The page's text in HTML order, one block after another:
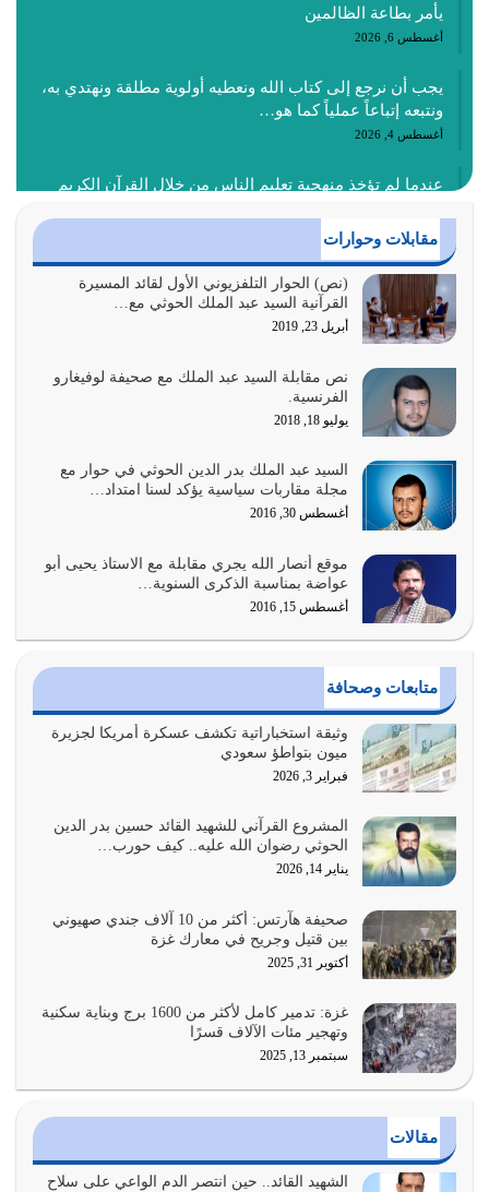
يأمر بطاعة الظالمين
أغسطس 6, 2026
يجب أن نرجع إلى كتاب الله ونعطيه أولوية مطلقة ونهتدي به،
ونتبعه إتباعاً عملياً كما هو…
أغسطس 4, 2026
عندما لم تؤخذ منهجية تعليم الناس من خلال القرآن الكريم
أغسطس 3, 2026
الغاية من الصلاة هو ذكر الله (أقم الصلاة لذكري) إضافة إلى
{وَأَعِدُّوا لَهُمْ مَا…
أغسطس 2, 2026
السبب الرئيسي لشقاء الأمة الابتعاد عن كتاب الله والتعدي
لحدود الله بالإضافات للدين
أغسطس 1, 2026
أبرز أسباب الشقاء هو الإعراض عن ذكر الله وعن هدى الله
المتمثل في القرآن الكريم
يوليو 31, 2026
أولياء الشيطان كلما كانوا أكثر ولاءً وطاعة للشيطان كلما كانوا
أكثر ضعفاً
يوليو 30, 2026
وعد الله تعالى من يُقتل في سبيله بالحياة الأبدية والرزق
والاستبشار والنجاة والخلود في…
يوليو 29, 2026
القرآن الكريم هو أهم مصدر لمعرفة رسول الله معرفة سيرته
معرفة شخصيته معرفة عظمته
يوليو 28, 2026
هل نحن من الصالحين؟ قيِّم نفسك هنا اترك القرآن على أصله
وأعرض نفسك، وأعرض ما لديك على…
يوليو 27, 2026
عندما يكون عدوك هو عدو الله معناه أن تكون نقاط الضعف
فيه كثيرة وسينصرك الله عليه إذا…
يوليو 26, 2026
أراد الله لهذه الأمة ان تكون خير امة أخرجت للناس بالنهوض
الدين الذي شرعه الله لا يجوز أن يخضع لآرائنا وأهوائنا
واجتهاداتنا لأننا سنختلف ونتفرق
مقابلات وحوارات
(نص) الحوار التلفزيوني الأول لقائد المسيرة
القرآنية السيد عبد الملك الحوثي مع…
أبريل 23, 2019
نص مقابلة السيد عبد الملك مع صحيفة لوفيغارو
الفرنسية.
يوليو 18, 2018
السيد عبد الملك بدر الدين الحوثي في حوار مع
مجلة مقاربات سياسية يؤكد لسنا امتداد…
أغسطس 30, 2016
موقع أنصار الله يجري مقابلة مع الاستاذ يحيى أبو
عواضة بمناسبة الذكرى السنوية…
أغسطس 15, 2016
متابعات وصحافة
وثيقة استخباراتية تكشف عسكرة أمريكا لجزيرة
ميون بتواطؤ سعودي
فبراير 3, 2026
المشروع القرآني للشهيد القائد حسين بدر الدين
الحوثي رضوان الله عليه.. كيف حورب…
يناير 14, 2026
صحيفة هآرتس: أكثر من 10 آلاف جندي صهيوني
بين قتيل وجريح في معارك غزة
أكتوبر 31, 2025
غزة: تدمير كامل لأكثر من 1600 برج وبناية سكنية
وتهجير مئات الآلاف قسرًا
سبتمبر 13, 2025
مقالات
الشهيد القائد.. حين انتصر الدم الواعي على سلاح